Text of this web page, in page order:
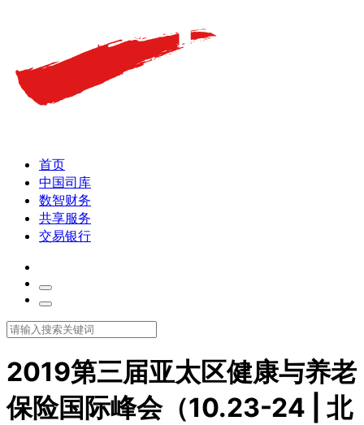
首页
中国司库
数智财务
共享服务
交易银行
2019第三届亚太区健康与养老
保险国际峰会（10.23-24 | 北